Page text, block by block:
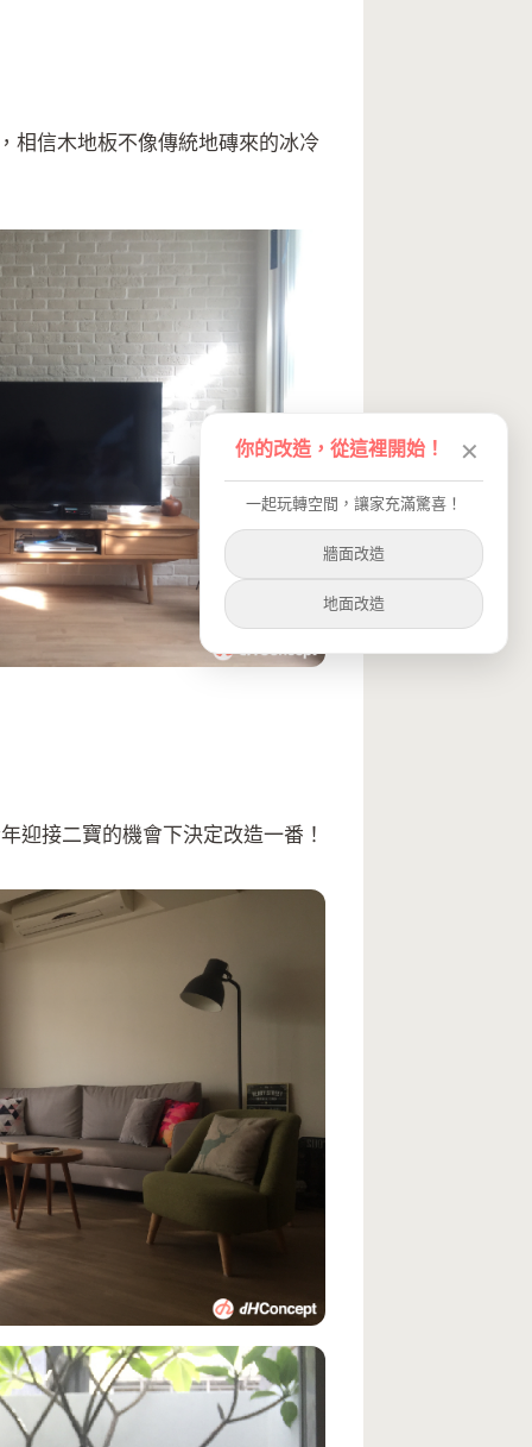
相信木地板不像傳統地磚來的冰冷
迎接二寶的機會下決定改造一番！
你的改造，從這裡開始！ ✕
一起玩轉空間，讓家充滿驚喜！
牆面改造
地面改造